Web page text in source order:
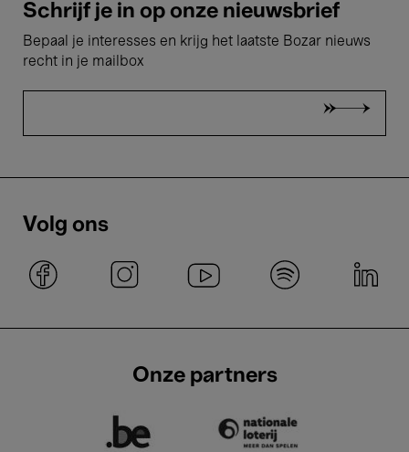
Schrijf je in op onze nieuwsbrief
Bepaal je interesses en krijg het laatste Bozar nieuws
recht in je mailbox
Volg ons
Onze partners